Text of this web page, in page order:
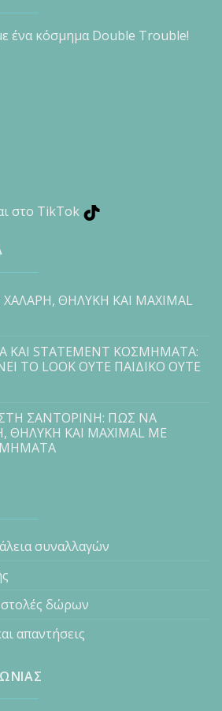
ένα κόσμημα Double Trouble!
στο TikTok
ΘΗΛΥΚΗ ΚΑΙ MAXIMAL
ΚΑΙ STATEMENT ΚΟΣΜΗΜΑΤΑ:
ΤΟ LOOK ΟΥΤΕ ΠΑΙΔΙΚΟ ΟΥΤΕ
ΣΑΝΤΟΡΙΝΗ: ΠΩΣ ΝΑ
ΘΗΛΥΚΗ ΚΑΙ MAXIMAL ΜΕ
συναλλαγών
δώρων
απαντήσεις